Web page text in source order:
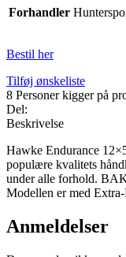
Forhandler
Bestil her
Tilføj ønskeliste
8 Personer kigger på
Del:
Beskrivelse
Hawke Endurance
populære kvalitets
under alle forhold.
Modellen er med
Anmeldelser